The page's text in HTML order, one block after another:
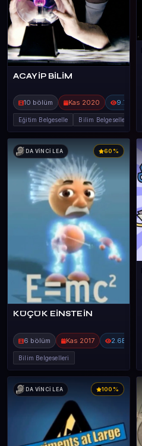
ACAYİP BİLİM
10 bölüm Kas 2020 9.7B
Eğitim Belgeselle Bilim Belgeselleri
DA VİNCİ LEA 60%
KÜÇÜK EİNSTEİN
6 bölüm Kas 2017 2.6B
Bilim Belgeselleri
DA VİNCİ LEA 100%